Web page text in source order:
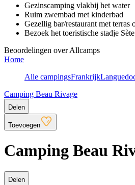
Gezinscamping vlakbij het water
Ruim zwembad met kinderbad
Gezellig bar/restaurant met terras
Bezoek het toeristische stadje Sète
Beoordelingen over Allcamps
Home
Alle campingsFrankrijk
Camping Beau Rivage
Delen
Toevoegen
Camping Beau
Delen